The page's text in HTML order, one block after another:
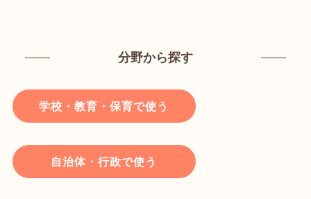
分野から探す
学校・教育・保育で使う
自治体・行政で使う